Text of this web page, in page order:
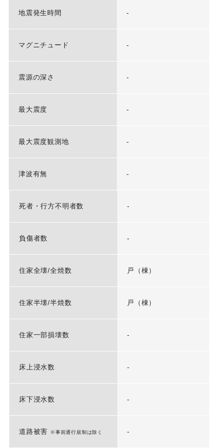
地震発生時間 -
マグニチュード -
震源の深さ -
最大震度 -
最大震度観測地 -
津波有無 -
死者・行方不明者数 -
負傷者数 -
住家全壊/全焼数 戸（棟）
住家半壊/半焼数 戸（棟）
住家一部損壊数 -
床上浸水数 -
床下浸水数 -
道路被害 ※事前通行規制は除く -